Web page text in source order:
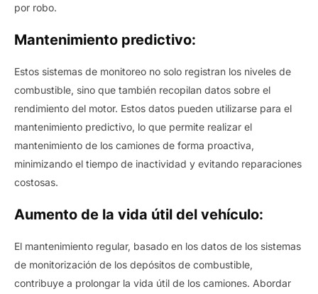
por robo.
Mantenimiento predictivo:
Estos sistemas de monitoreo no solo registran los niveles de
combustible, sino que también recopilan datos sobre el
rendimiento del motor. Estos datos pueden utilizarse para el
mantenimiento predictivo, lo que permite realizar el
mantenimiento de los camiones de forma proactiva,
minimizando el tiempo de inactividad y evitando reparaciones
costosas.
Aumento de la vida útil del vehículo:
El mantenimiento regular, basado en los datos de los sistemas
de monitorización de los depósitos de combustible,
contribuye a prolongar la vida útil de los camiones. Abordar